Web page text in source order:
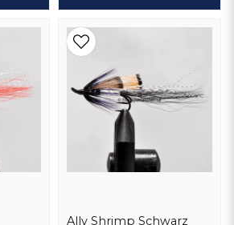
Ally Shrimp Schwarz